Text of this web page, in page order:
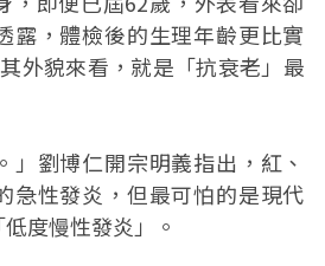
露，體檢後的生理年齡更比實
外貌來看，就是「抗衰老」最
」劉博仁開宗明義指出，紅、
急性發炎，但最可怕的是現代
度慢性發炎」。